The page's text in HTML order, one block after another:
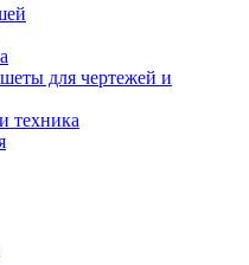
для чертежей и
техника